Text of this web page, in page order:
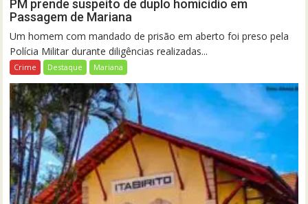
PM prende suspeito de duplo homicídio em
Passagem de Mariana
Um homem com mandado de prisão em aberto foi preso pela
Polícia Militar durante diligências realizadas...
Crime Destaque Mariana